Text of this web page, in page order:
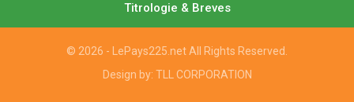
Titrologie & Breves
© 2026 - LePays225.net All Rights Reserved.
Design by: TLL CORPORATION